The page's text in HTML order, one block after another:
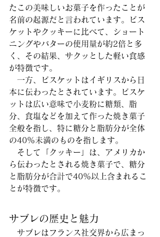
たこの美味しいお菓子を作ったことが
名前の起源だと言われています。ビス
ケットやクッキーに比べて、ショート
ニングやバターの使用量が約2倍と多
く、その結果、サクッとした軽い食感
が特徴です。
一方、ビスケットはイギリスから日
本に伝わったとされています。ビスケ
ットは広い意味で小麦粉に糖類、脂
分、食塩などを加えて作った焼き菓子
全般を指し、特に糖分と脂肪分が全体
の40％未満のものを指します。
そして「クッキー」は、アメリカか
ら伝わったとされる焼き菓子で、糖分
と脂肪分が合計で40％以上含まれるこ
とが特徴です。
サブレの歴史と魅力
サブレはフランス社交界から広まっ